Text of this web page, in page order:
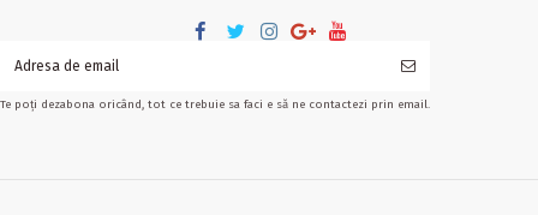
Te poți dezabona oricând, tot ce trebuie sa faci e să ne contactezi prin email.